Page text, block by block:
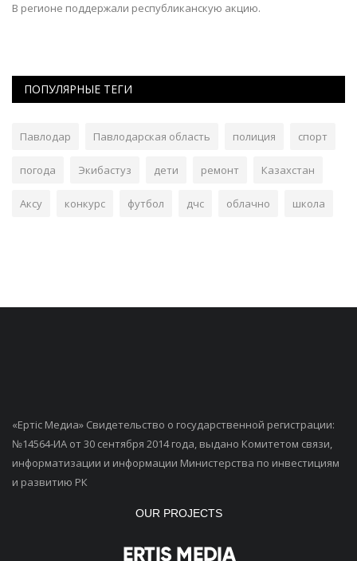
В регионе поддержали республиканскую акцию.
ПОПУЛЯРНЫЕ ТЕГИ
Павлодар Павлодарская область полиция спорт
погода Экибастуз дети ремонт Казахстан
Аксу конкурс футбол дчс облачно школа
«Ертiс Медиа» Свидетельство о государственной регистрации:
№14564-ИА от 30 сентября 2014 года, выдано Комитетом связи,
информатизации и информации Министерства по инвестициям
и развитию РК
OUR PROJECTS